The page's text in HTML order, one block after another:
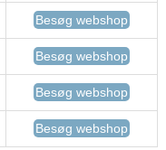
Besøg webshop
Besøg webshop
Besøg webshop
Besøg webshop